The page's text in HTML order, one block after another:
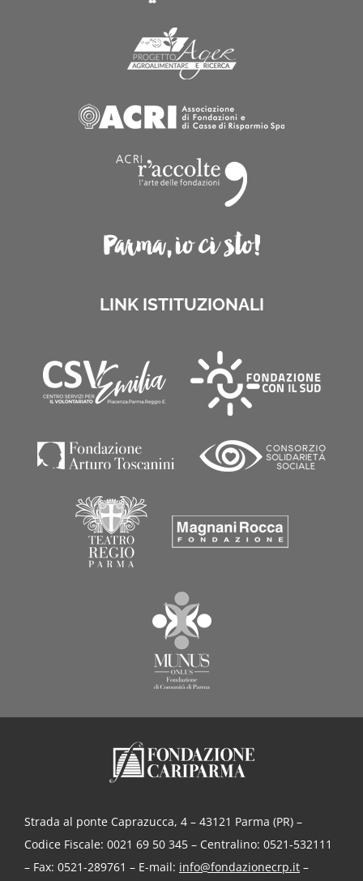
LINK ISTITUZIONALI
Strada al ponte Caprazucca, 4 – 43121 Parma (PR) –
Codice Fiscale: 0021 69 50 345 – Centralino: 0521-532111
– Fax: 0521-289761 – E-mail: info@fondazionecrp.it–